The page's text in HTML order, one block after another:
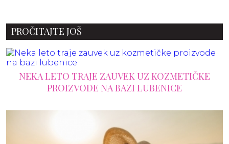
PROČITAJTE JOŠ
NEKA LETO TRAJE ZAUVEK UZ KOZMETIČKE
PROIZVODE NA BAZI LUBENICE